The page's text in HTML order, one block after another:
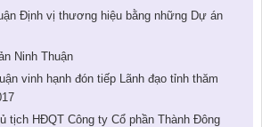
Định vị thương hiệu bằng những Dự án
Ninh Thuận
vinh hạnh đón tiếp Lãnh đạo tỉnh thăm
tịch HĐQT Công ty Cổ phần Thành Đông